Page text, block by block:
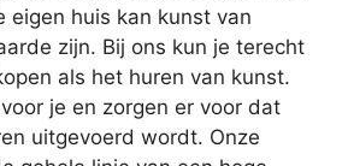
eigen huis kan kunst van
zijn. Bij ons kun je terecht
als het huren van kunst.
je en zorgen er voor dat
uitgevoerd wordt. Onze